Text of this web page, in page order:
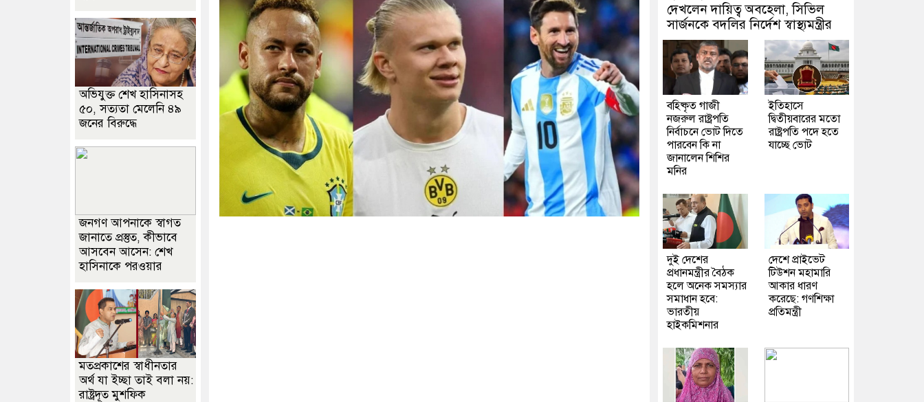
অভিযুক্ত শেখ হাসিনাসহ
৫০, সত্যতা মেলেনি ৪৯
জনের বিরুদ্ধে
জনগণ আপনাকে স্বাগত
জানাতে প্রস্তুত, কীভাবে
আসবেন আসেন: শেখ
হাসিনাকে পরওয়ার
মতপ্রকাশের স্বাধীনতার
অর্থ যা ইচ্ছা তাই বলা নয়:
রাষ্ট্রদূত মুশফিক
দেখলেন দায়িত্ব অবহেলা, সিভিল
সার্জনকে বদলির নির্দেশ স্বাস্থ্যমন্ত্রীর
বহিষ্কৃত গাজী
নজরুল রাষ্ট্রপতি
নির্বাচনে ভোট দিতে
পারবেন কি না
জানালেন শিশির
মনির
ইতিহাসে
দ্বিতীয়বারের মতো
রাষ্ট্রপতি পদে হতে
যাচ্ছে ভোট
দুই দেশের
প্রধানমন্ত্রীর বৈঠক
হলে অনেক সমস্যার
সমাধান হবে:
ভারতীয়
হাইকমিশনার
দেশে প্রাইভেট
টিউশন মহামারি
আকার ধারণ
করেছে: গণশিক্ষা
প্রতিমন্ত্রী